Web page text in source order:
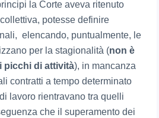
la Corte aveva ritenuto
potesse definire
elencando, puntualmente, le
per la stagionalità (non è
picchi di attività), in mancanza
contratti a tempo determinato
lavoro rientravano tra quelli
che il superamento dei